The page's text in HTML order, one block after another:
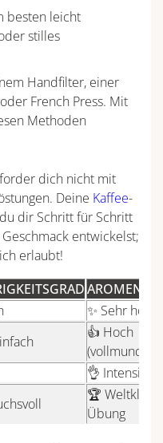
besten leicht
stilles
Handfilter, einer
French Press. Mit
Methoden
dich nicht mit
Deine Kaffee-
dir Schritt für Schritt
entwickelst;
erlaubt!
✨ Sehr hoch
👍 Hoch
(vollmundig)
👌 Intensiv,
🏆
Übung